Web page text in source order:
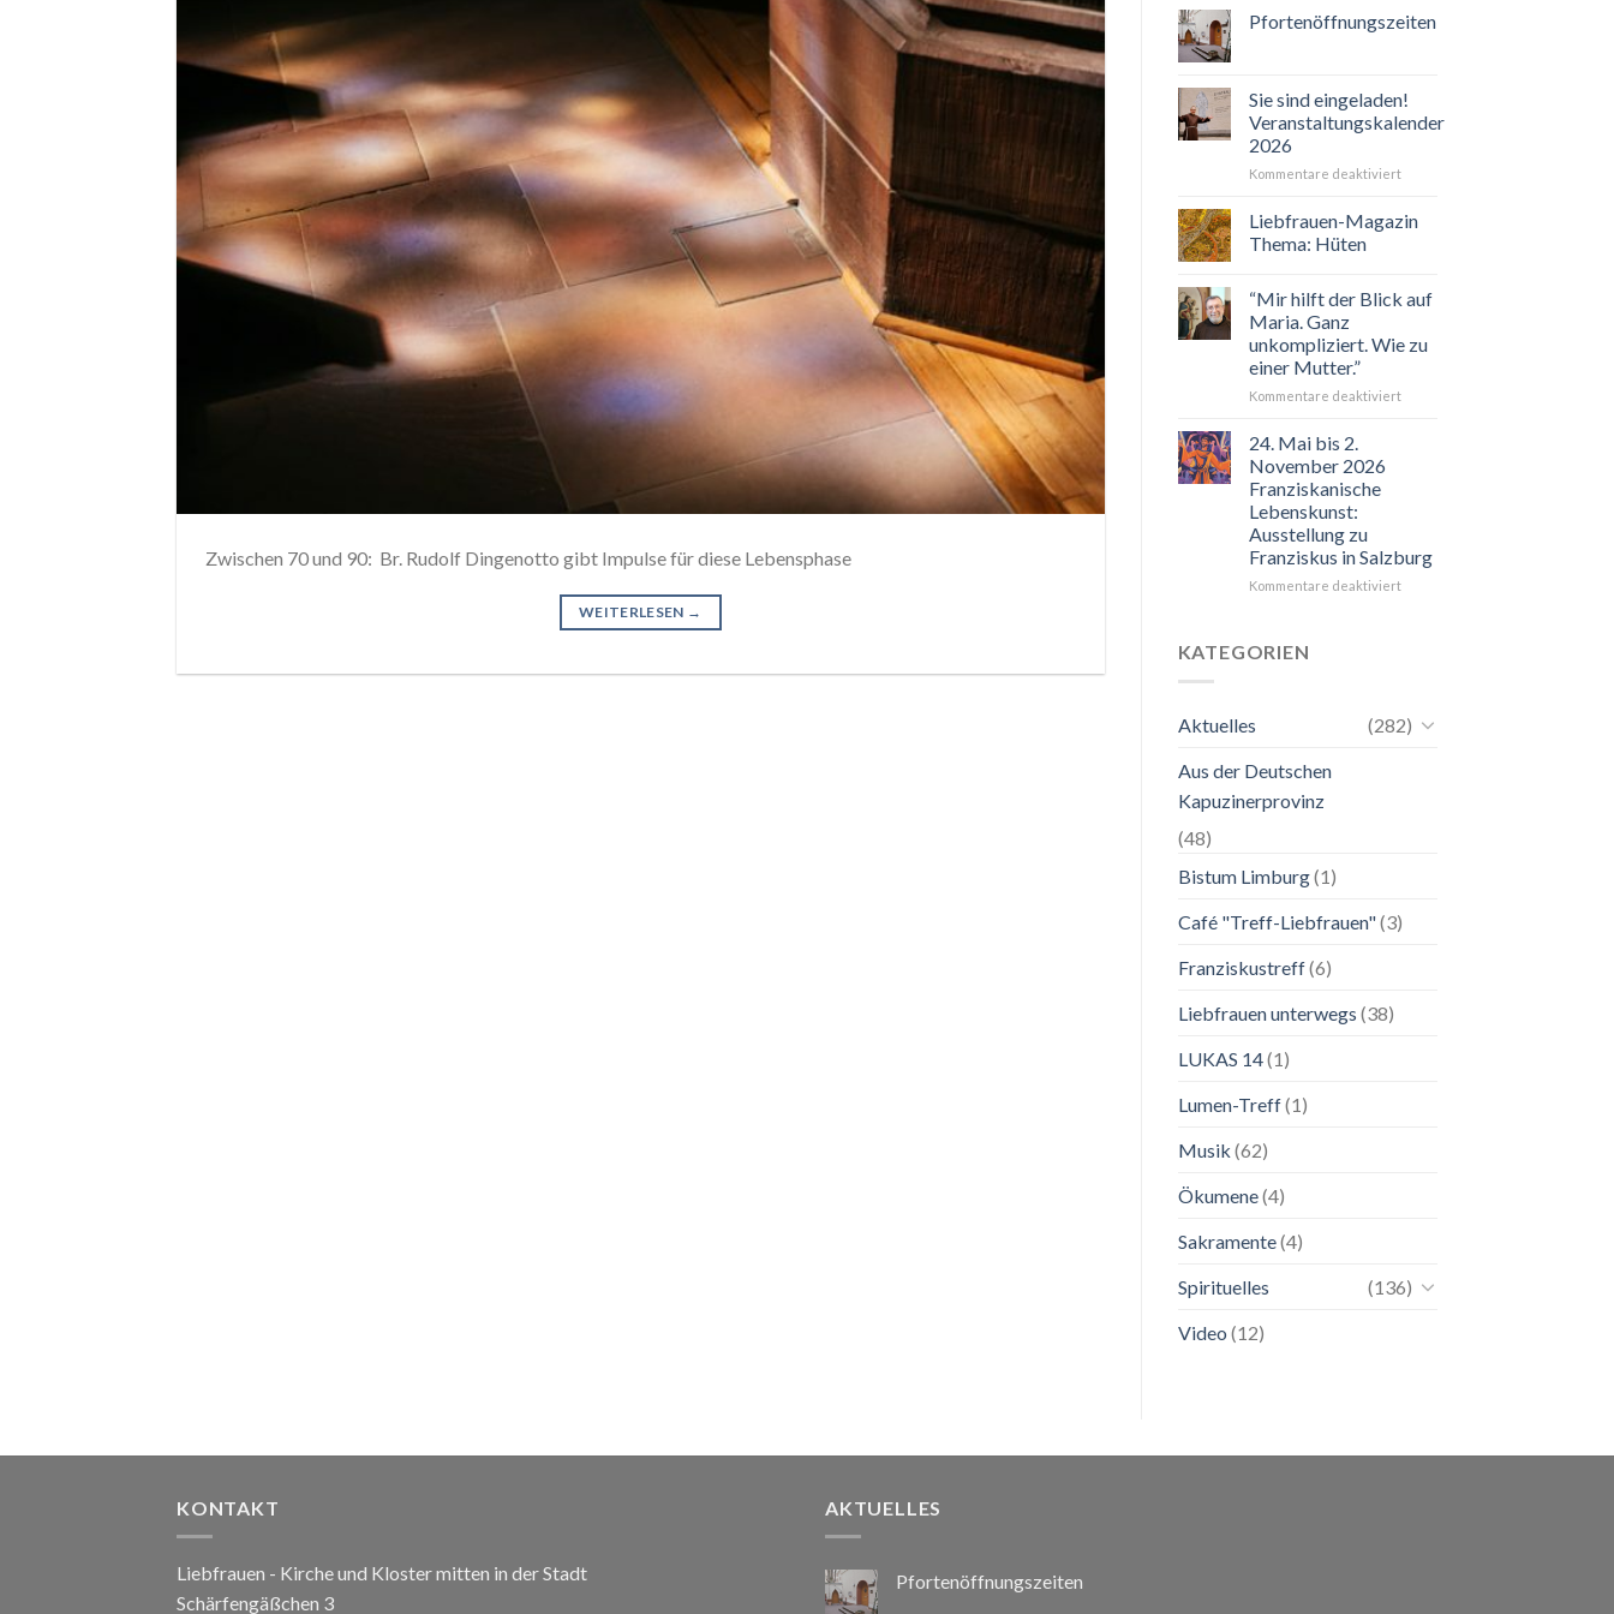
Zwischen 70 und 90: Br. Rudolf Dingenotto gibt Impulse für diese Lebensphase
WEITERLESEN →
Pfortenöffnungszeiten
Sie sind eingeladen!
Veranstaltungskalender
2026
Kommentare deaktiviertfür
sind
Liebfrauen-Magazin
Thema: Hüten
“Mir hilft der Blick auf
Maria. Ganz
unkompliziert. Wie zu
einer Mutter.”
Kommentare deaktiviertfür
unkompliziert.
24. Mai bis 2.
November 2026
Franziskanische
Lebenskunst:
Ausstellung zu
Franziskus in Salzburg
Kommentare deaktiviertfür
Franziskanische
KATEGORIEN
Aktuelles
(282)
Aus der Deutschen
Kapuzinerprovinz
(48)
Bistum Limburg(1)
Café "Treff-Liebfrauen"(3)
Franziskustreff(6)
Liebfrauen unterwegs (38)
LUKAS 14(1)
Lumen-Treff(1)
Musik (62)
Ökumene(4)
Sakramente(4)
Spirituelles
(136)
Video (12)
KONTAKT
Liebfrauen - Kirche und Kloster mitten in der Stadt
Schärfengäßchen 3
AKTUELLES
Pfortenöffnungszeiten